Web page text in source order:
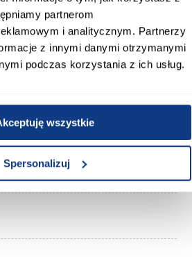
partnerom
i analitycznym. Partnerzy
z innymi danymi otrzymanymi
podczas korzystania z ich usług.
wszystkie
Spersonalizuj
złotyto propozycja dla osób
szafy 200 cm
w nowoczesnym
i subtelnymi złotymi detalami.
Informacje o